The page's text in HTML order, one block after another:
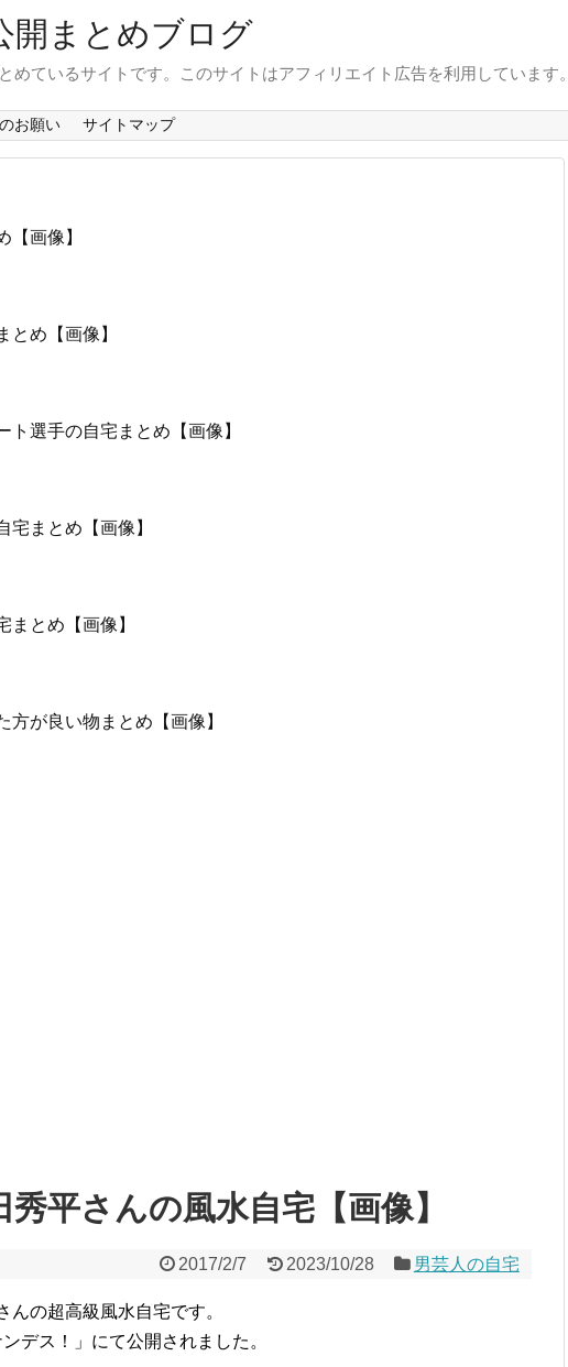
開まとめブログ
めているサイトです。このサイトはアフィリエイト広告を利用しています。
お願い サイトマップ
【画像】
とめ【画像】
ト選手の自宅まとめ【画像】
宅まとめ【画像】
まとめ【画像】
方が良い物まとめ【画像】
秀平さんの風水自宅【画像】
2017/2/7 2023/10/28 男芸人の自宅
んの超高級風水自宅です。
デス！」にて公開されました。